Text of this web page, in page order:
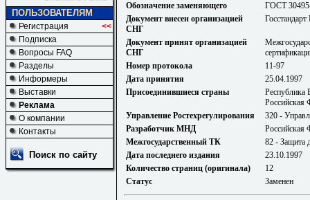
ПОЛЬЗОВАТЕЛЯМ
Регистрация
<<
Подписка
Вопросы FAQ
Разделы
Информеры
Выставки
Реклама
О компании
Контакты
Поиск по сайту
Обозначение заменяющего
ГОСТ
Документ внесен организацией
СНГ
Госстандарт
Документ принят организацией
СНГ
Номер протокола
11-97
Дата принятия
25.04.1997
Присоединившиеся страны
Республика
Российская
Управление Ростехрегулирования
320 -
Разработчик МНД
Российская
Межгосударственный ТК
82 - Защита
Дата последнего издания
23.10.1997
Количество страниц (оригинала)
12
Статус
Заменен